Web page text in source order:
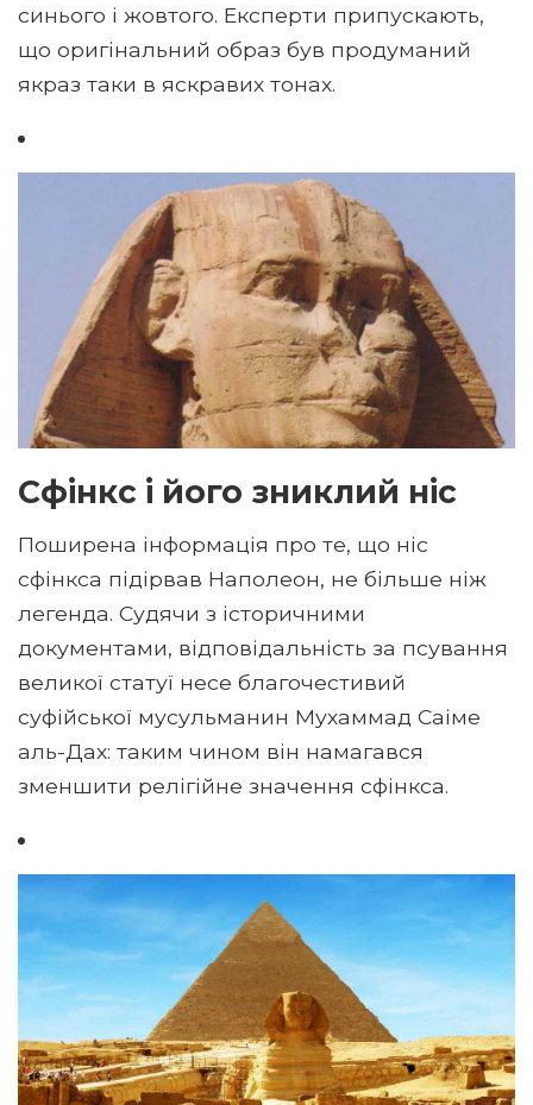
синього і жовтого. Експерти припускають,
що оригінальний образ був продуманий
якраз таки в яскравих тонах.
Сфінкс і його зниклий ніс
Поширена інформація про те, що ніс
сфінкса підірвав Наполеон, не більше ніж
легенда. Судячи з історичними
документами, відповідальність за псування
великої статуї несе благочестивий
суфійської мусульманин Мухаммад Саіме
аль-Дах: таким чином він намагався
зменшити релігійне значення сфінкса.